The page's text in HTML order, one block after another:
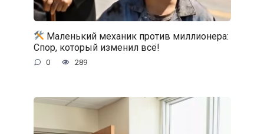
Маленький механик против миллионера:
Спор, который изменил всё!
0 289